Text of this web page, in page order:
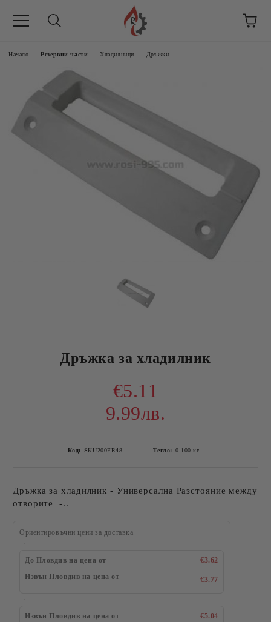
Начало Резервни части Хладилници Дръжки
Дръжка за хладилник
€5.11
9.99лв.
Код: SKU200FR48 Тегло: 0.100 кг
Дръжка за хладилник - Универсална Разстояние между
отворите -..
Ориентировъчни цени за доставка
До Пловдив на цена от
€3.62
Извън Пловдив на цена от
€3.77
Извън Пловдив на цена от
€5.04